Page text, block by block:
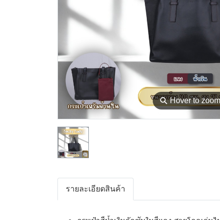
⚲Hover to zoom
รายละเอียดสินค้า